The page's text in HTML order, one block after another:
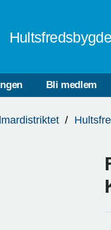
Bli medlem